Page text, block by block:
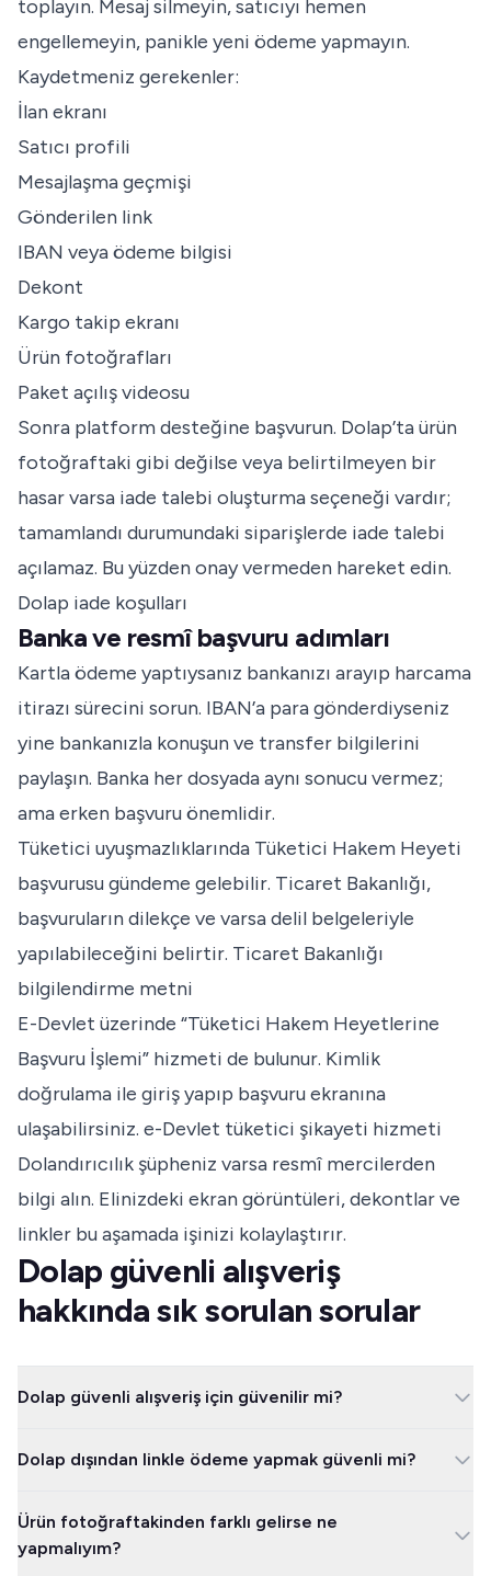
toplayın. Mesaj silmeyin, satıcıyı hemen
engellemeyin, panikle yeni ödeme yapmayın.
Kaydetmeniz gerekenler:
İlan ekranı
Satıcı profili
Mesajlaşma geçmişi
Gönderilen link
IBAN veya ödeme bilgisi
Dekont
Kargo takip ekranı
Ürün fotoğrafları
Paket açılış videosu
Sonra platform desteğine başvurun. Dolap’ta ürün
fotoğraftaki gibi değilse veya belirtilmeyen bir
hasar varsa iade talebi oluşturma seçeneği vardır;
tamamlandı durumundaki siparişlerde iade talebi
açılamaz. Bu yüzden onay vermeden hareket edin.
Dolap iade koşulları
Banka ve resmî başvuru adımları
Kartla ödeme yaptıysanız bankanızı arayıp harcama
itirazı sürecini sorun. IBAN’a para gönderdiyseniz
yine bankanızla konuşun ve transfer bilgilerini
paylaşın. Banka her dosyada aynı sonucu vermez;
ama erken başvuru önemlidir.
Tüketici uyuşmazlıklarında Tüketici Hakem Heyeti
başvurusu gündeme gelebilir. Ticaret Bakanlığı,
başvuruların dilekçe ve varsa delil belgeleriyle
yapılabileceğini belirtir. Ticaret Bakanlığı
bilgilendirme metni
E-Devlet üzerinde “Tüketici Hakem Heyetlerine
Başvuru İşlemi” hizmeti de bulunur. Kimlik
doğrulama ile giriş yapıp başvuru ekranına
ulaşabilirsiniz. e-Devlet tüketici şikayeti hizmeti
Dolandırıcılık şüpheniz varsa resmî mercilerden
bilgi alın. Elinizdeki ekran görüntüleri, dekontlar ve
linkler bu aşamada işinizi kolaylaştırır.
Dolap güvenli alışveriş
hakkında sık sorulan sorular
Dolap güvenli alışveriş için güvenilir mi?
daha güvenli çalışır. Risk en çok WhatsApp, IBAN ve dış ödeme
doğru adımdır.
Dolap dışından linkle ödeme yapmak güvenli mi?
ama ödeme uygulama dışında yapılıyorsa alıcı koruması zayıflar;
satıcı size link gönderirse uygulama içi satın alma dışında işlem
Ürün fotoğraftakinden farklı gelirse ne
yapmalıyım?